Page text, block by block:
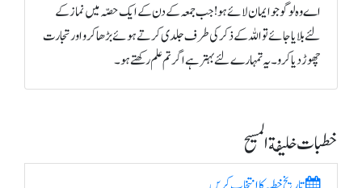
اے وہ لوگو جو ایمان لائے ہو! جب جمعہ کے دن کے ایک حصّہ میں نماز کے
لئے بلایا جائے تو اللہ کے ذکر کی طرف جلدی کرتے ہوئے بڑھا کرو اور تجارت
چھوڑ دیا کرو۔ یہ تمہارے لئے بہتر ہے اگر تم علم رکھتے ہو۔
خطبات خلیفة المسیح